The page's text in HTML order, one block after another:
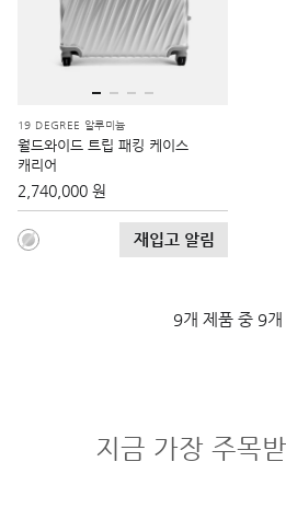
19 DEGREE 알루미늄
월드와이드 트립 패킹 케이스
캐리어
2,740,000 원
재입고 알림
9개 제품 중 9개
지금 가장 주목